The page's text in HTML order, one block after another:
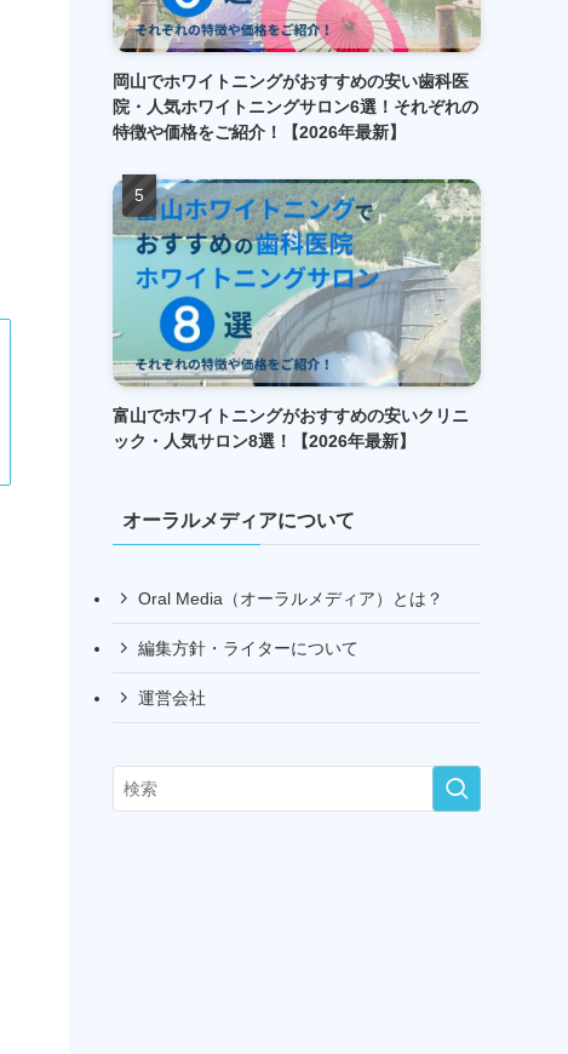
岡山でホワイトニングがおすすめの安い歯科医
院・人気ホワイトニングサロン6選！それぞれの
特徴や価格をご紹介！【2026年最新】
富山でホワイトニングがおすすめの安いクリニ
ック・人気サロン8選！【2026年最新】
オーラルメディアについて
Oral Media（オーラルメディア）とは？
編集方針・ライターについて
運営会社